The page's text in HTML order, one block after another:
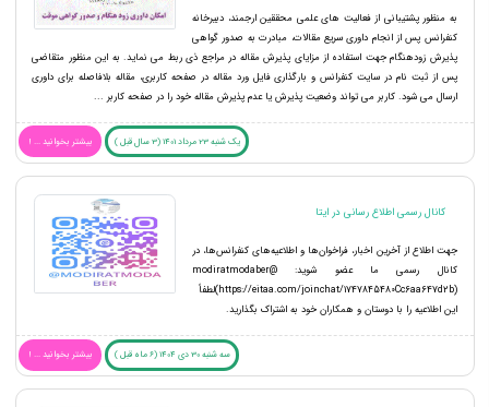
به منظور پشتیبانی از فعالیت های علمی محققین ارجمند، دبیرخانه
کنفرانس پس از انجام داوری سریع مقالات، مبادرت به صدور گواهی
پذیرش زودهنگام جهت استفاده از مزایای پذیرش مقاله در مراجع ذی ربط می نماید. به این منظور متقاضی
پس از ثبت نام در سایت کنفرانس و بارگذاری فایل ورد مقاله در صفحه کاربری، مقاله بلافاصله برای داوری
ارسال می شود. کاربر می تواند وضعیت پذیرش یا عدم پذیرش مقاله خود را در صفحه کاربر ...
یک شنبه 23 مرداد 1401 (3 سال قبل ) بیشتر بخوانید ... !
کانال رسمی اطلاع رسانی در ایتا
جهت اطلاع از آخرین اخبار، فراخوان‌ها و اطلاعیه‌های کنفرانس‌ها، در
کانال رسمی ما عضو شوید: modiratmodaber@
(https://eitaa.com/joinchat/1747845480Cc6aa647d2b)لطفاً
این اطلاعیه را با دوستان و همکاران خود به اشتراک بگذارید.
سه شنبه 30 دی 1404 (6 ماه قبل ) بیشتر بخوانید ... !